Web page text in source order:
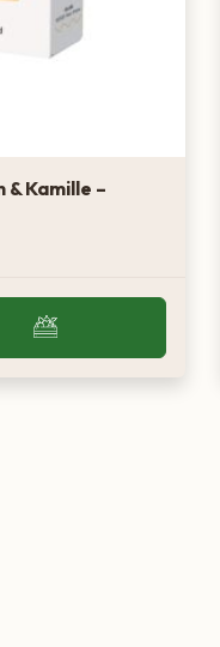
Kamille –